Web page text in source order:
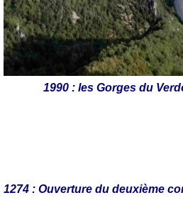
1990 : les Gorges du
1274 : Ouverture du deuxième